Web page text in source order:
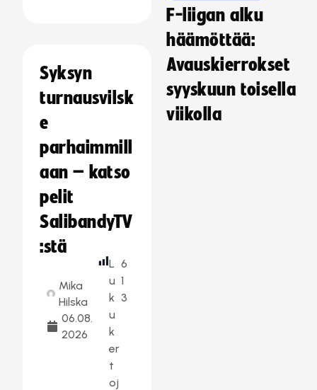
Syksyn
turnausvilsk
e
parhaimmill
aan – katso
pelit
SalibandyTV
:stä
Mika
Hilska
06.08.
2026
L
u
k
u
k
er
t
oj
6
1
3
F-liigan alku
häämöttää:
Avauskierrokset
syyskuun toisella
viikolla